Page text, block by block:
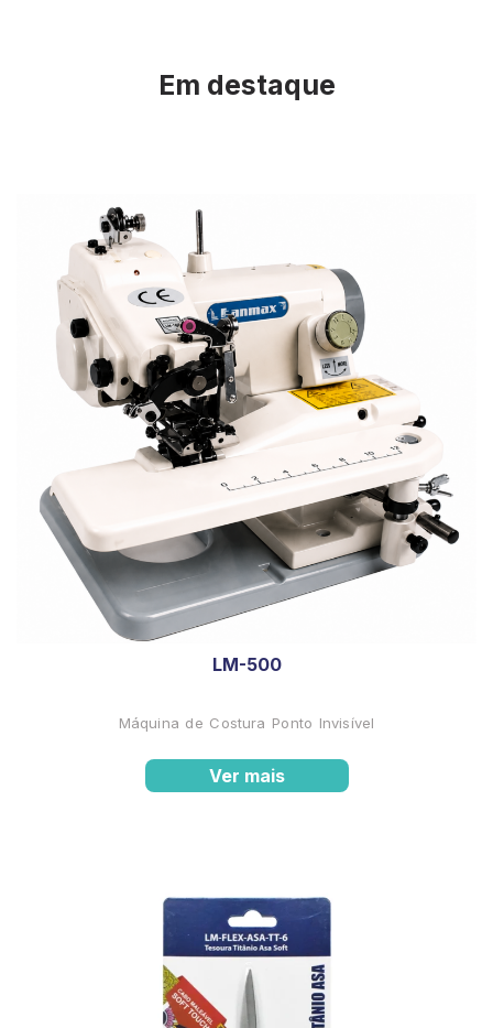
Em destaque
LM-500
Máquina de Costura Ponto Invisível
Ver mais